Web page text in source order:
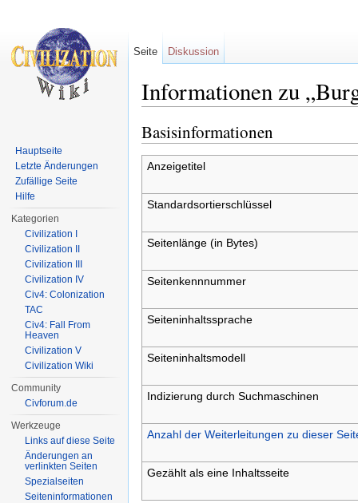
Informationen zu
Basisinformationen
Anzeigetitel
Standardsortierschlüssel
Seitenlänge (in Bytes)
Seitenkennnummer
Seiteninhaltssprache
Seiteninhaltsmodell
Indizierung durch Suchmaschinen
Anzahl der Weiterleitungen zu dieser
Gezählt als eine Inhaltsseite
Seite Diskussion
Hauptseite
Letzte Änderungen
Zufällige Seite
Hilfe
Kategorien
Civilization I
Civilization II
Civilization III
Civilization IV
Civ4: Colonization
TAC
Civ4: Fall From
Heaven
Civilization V
Civilization Wiki
Community
Civforum.de
Werkzeuge
Links auf diese Seite
Änderungen an
verlinkten Seiten
Spezialseiten
Seiten­informationen